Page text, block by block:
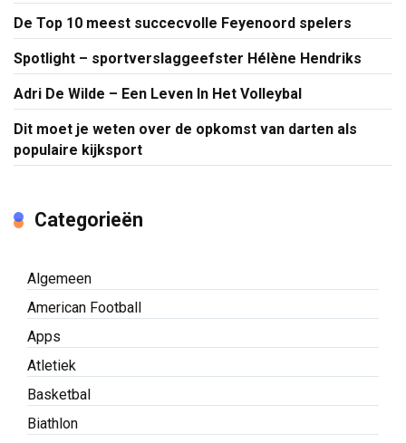
De Top 10 meest succecvolle Feyenoord spelers
Spotlight – sportverslaggeefster Hélène Hendriks
Adri De Wilde – Een Leven In Het Volleybal
Dit moet je weten over de opkomst van darten als
populaire kijksport
Categorieën
Algemeen
American Football
Apps
Atletiek
Basketbal
Biathlon